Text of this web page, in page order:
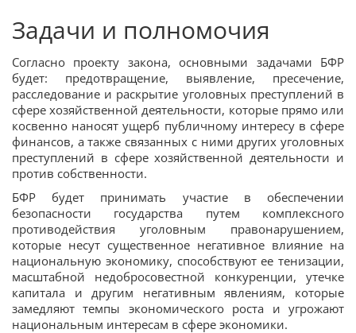
Задачи и полномочия
Согласно проекту закона, основными задачами БФР
будет: предотвращение, выявление, пресечение,
расследование и раскрытие уголовных преступлений в
сфере хозяйственной деятельности, которые прямо или
косвенно наносят ущерб публичному интересу в сфере
финансов, а также связанных с ними других уголовных
преступлений в сфере хозяйственной деятельности и
против собственности.
БФР будет принимать участие в обеспечении
безопасности государства путем комплексного
противодействия уголовным правонарушением,
которые несут существенное негативное влияние на
национальную экономику, способствуют ее тенизации,
масштабной недобросовестной конкуренции, утечке
капитала и другим негативным явлениям, которые
замедляют темпы экономического роста и угрожают
национальным интересам в сфере экономики.